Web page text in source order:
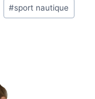
#sport nautique